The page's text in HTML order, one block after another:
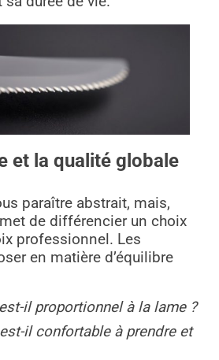
et la qualité globale
paraître abstrait, mais,
de différencier un choix
professionnel. Les
en matière d’équilibre
il proportionnel à la lame ?
il confortable à prendre et